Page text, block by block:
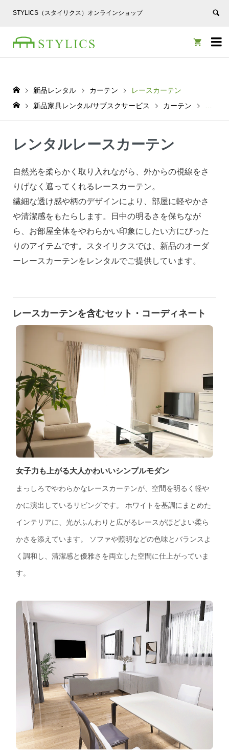
STYLICS（スタイリクス）オンラインショップ


新品レンタル カーテン
レースカーテン
新品家具レンタル/サブスクサービス
カーテン
レンタルレースカーテン
自然光を柔らかく取り入れながら、外からの視線をさ
りげなく遮ってくれるレースカーテン。
繊細な透け感や柄のデザインにより、部屋に軽やかさ
や清潔感をもたらします。日中の明るさを保ちなが
ら、お部屋全体をやわらかい印象にしたい方にぴった
りのアイテムです。スタイリクスでは、新品のオーダ
ーレースカーテンをレンタルでご提供しています。
レースカーテンを含むセット・コーディネート
女子力も上がる大人かわいいシンプルモダン
まっしろでやわらかなレースカーテンが、空間を明るく軽や
かに演出しているリビングです。 ホワイトを基調にまとめた
インテリアに、光がふんわりと広がるレースがほどよい柔ら
かさを添えています。 ソファや照明などの色味とバランスよ
く調和し、清潔感と優雅さを両立した空間に仕上がっていま
す。